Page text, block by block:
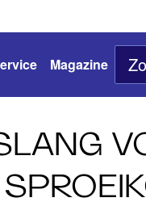
Magazine